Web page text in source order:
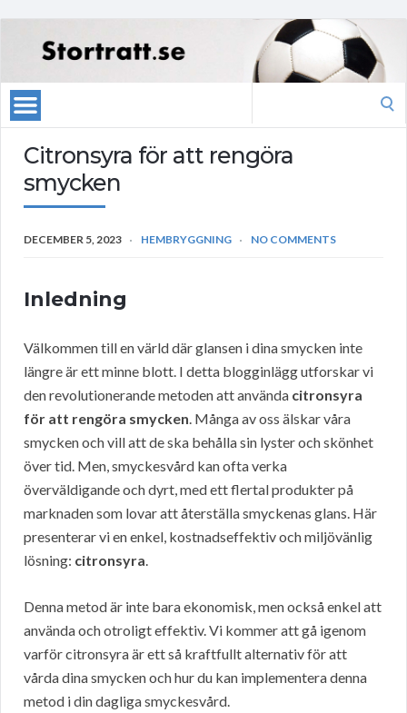
Citronsyra för att rengöra
smycken
DECEMBER 5, 2023 HEMBRYGGNING NO COMMENTS
Inledning
Välkommen till en värld där glansen i dina smycken inte
längre är ett minne blott. I detta blogginlägg utforskar vi
den revolutionerande metoden att använda citronsyra
för att rengöra smycken. Många av oss älskar våra
smycken och vill att de ska behålla sin lyster och skönhet
över tid. Men, smyckesvård kan ofta verka
överväldigande och dyrt, med ett flertal produkter på
marknaden som lovar att återställa smyckenas glans. Här
presenterar vi en enkel, kostnadseffektiv och miljövänlig
lösning: citronsyra.
Denna metod är inte bara ekonomisk, men också enkel att
använda och otroligt effektiv. Vi kommer att gå igenom
varför citronsyra är ett så kraftfullt alternativ för att
vårda dina smycken och hur du kan implementera denna
metod i din dagliga smyckesvård.